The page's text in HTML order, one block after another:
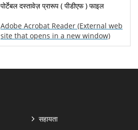
पोर्टेबल दस्तावेज़ प्रारूप ( पीडीएफ ) फाइल
Adobe Acrobat Reader (External web
site that opens in a new window)
सहायता